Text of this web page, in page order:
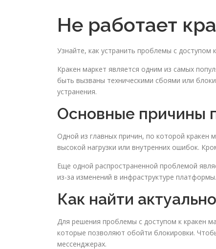
Не работает
Узнайте, как устранить проблемы с доступом
Кракен маркет является одним из самых
быть вызваны техническими сбоями или
устранения.
Основные причины
Одной из главных причин, по которой кракен
высокой нагрузки или внутренних ошибок.
Еще одной распространенной проблемой
из-за изменений в инфраструктуре платформы.
Как найти
Для решения проблемы с доступом к кракен
которые позволяют обойти блокировки.
мессенджерах.